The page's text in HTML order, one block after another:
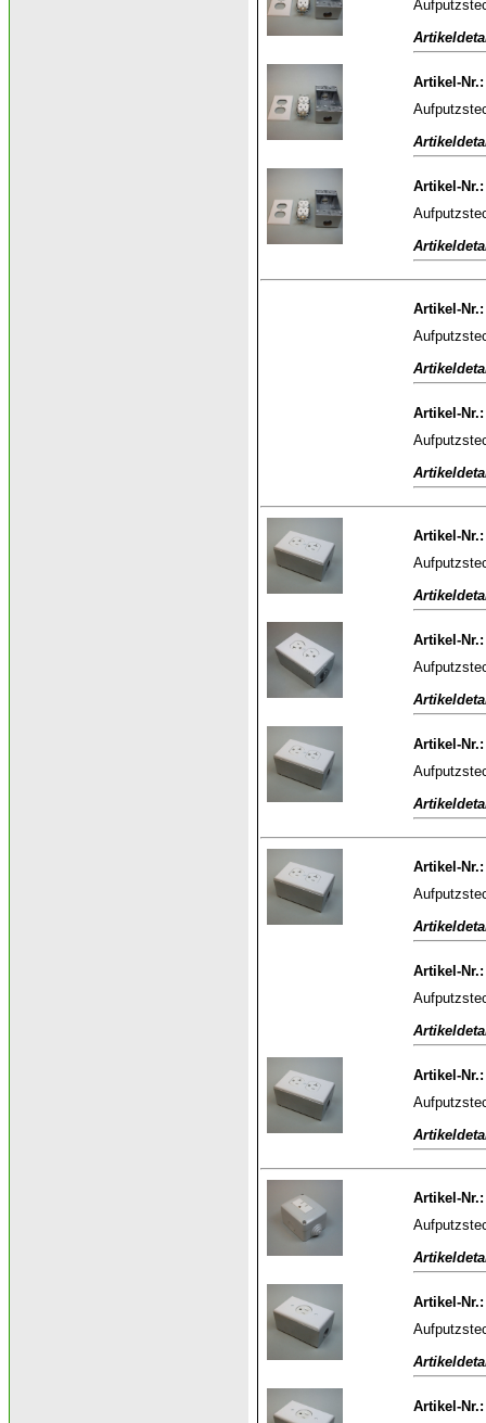
Artikel-Nr.:
Artikel-Nr.:
Artikel-Nr.:
Artikel-Nr.:
Artikel-Nr.:
Artikel-Nr.:
Artikel-Nr.:
Artikel-Nr.:
Artikel-Nr.:
Artikel-Nr.:
Artikel-Nr.:
Artikel-Nr.:
Artikel-Nr.: